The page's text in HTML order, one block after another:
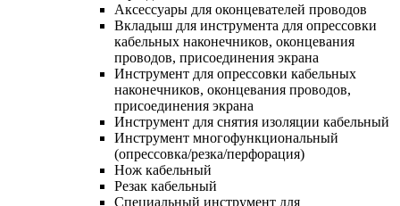
Аксессуары для оконцевателей проводов
Вкладыш для инструмента для опрессовки
кабельных наконечников, оконцевания
проводов, присоединения экрана
Инструмент для опрессовки кабельных
наконечников, оконцевания проводов,
присоединения экрана
Инструмент для снятия изоляции кабельный
Инструмент многофункциональный
(опрессовка/резка/перфорация)
Нож кабельный
Резак кабельный
Специальный инструмент для